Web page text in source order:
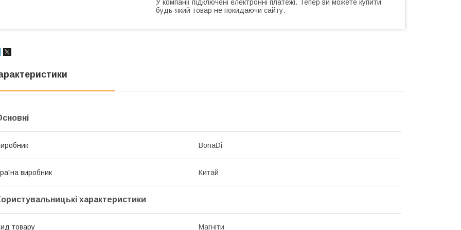
У компанії підключені електронні платежі. Тепер ви можете купити
будь-який товар не покидаючи сайту.
BonaDi
виробник Китай
характеристики
товару Магніти